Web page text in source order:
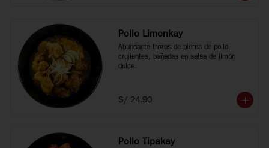
Pollo Limonkay
Abundante trozos de pierna de pollo
crujientes, bañadas en salsa de limón
dulce.
S/ 24.90
Pollo Tipakay